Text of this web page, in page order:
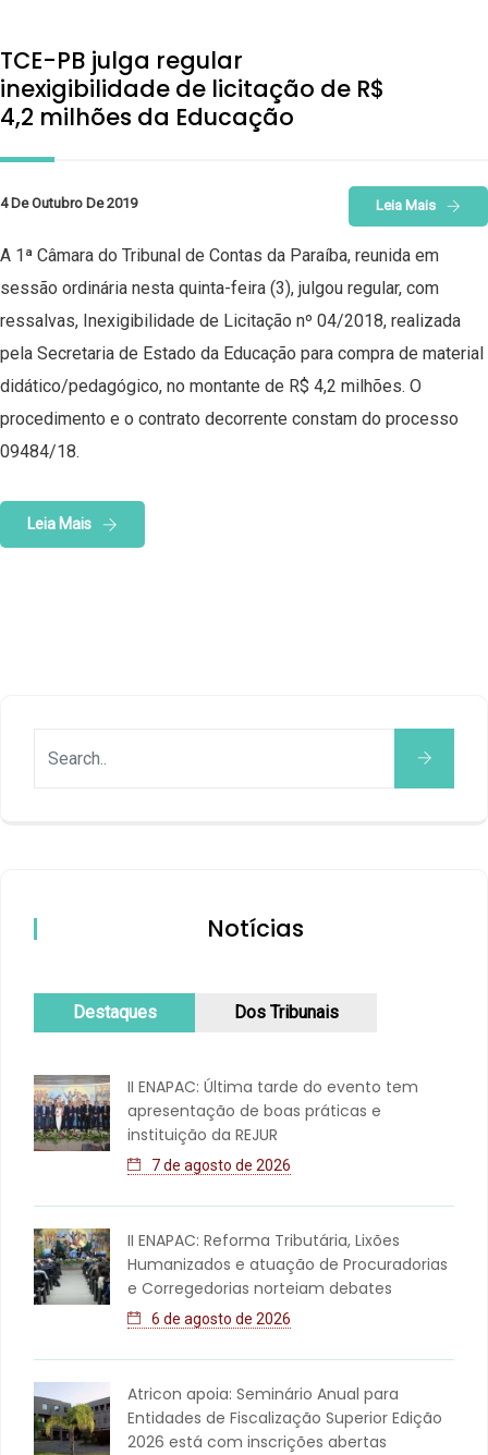
TCE-PB julga regular
inexigibilidade de licitação de R$
4,2 milhões da Educação
4 De Outubro De 2019 Leia Mais
A 1ª Câmara do Tribunal de Contas da Paraíba, reunida em
sessão ordinária nesta quinta-feira (3), julgou regular, com
ressalvas, Inexigibilidade de Licitação nº 04/2018, realizada
pela Secretaria de Estado da Educação para compra de material
didático/pedagógico, no montante de R$ 4,2 milhões. O
procedimento e o contrato decorrente constam do processo
09484/18.
Leia Mais
Notícias
Destaques Dos Tribunais
II ENAPAC: Última tarde do evento tem
apresentação de boas práticas e
instituição da REJUR
7 de agosto de 2026
II ENAPAC: Reforma Tributária, Lixões
Humanizados e atuação de Procuradorias
e Corregedorias norteiam debates
6 de agosto de 2026
Atricon apoia: Seminário Anual para
Entidades de Fiscalização Superior Edição
2026 está com inscrições abertas